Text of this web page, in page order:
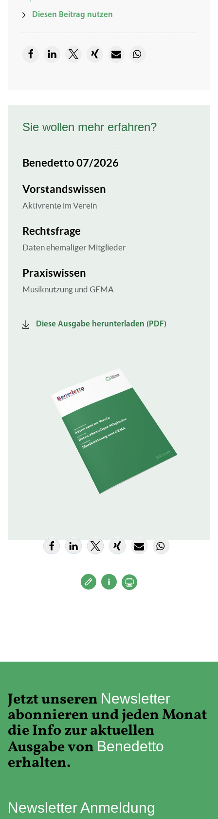
Diesen Beitrag nutzen
Sie wollen mehr erfahren?
Benedetto 07/2026
Vorstandswissen
Aktivrente im Verein
Rechtsfrage
Daten ehemaliger Mitglieder
Praxiswissen
Musiknutzung und GEMA
Diese Ausgabe herunterladen (PDF)
Jetzt unseren Newsletter
abonnieren und jeden Monat
die Info zur aktuellen
Ausgabe von Benedetto
erhalten.
Newsletter Anmeldung